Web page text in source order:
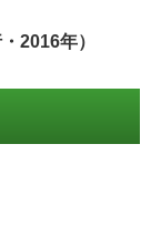
年）